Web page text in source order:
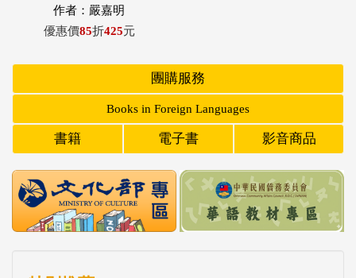
作者：嚴嘉明
優惠價85折425元
團購服務
Books in Foreign Languages
書籍 電子書 影音商品